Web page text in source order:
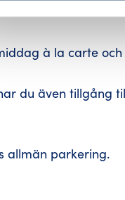
med dusch
à la carte
du även tillgång
allmän parkering.